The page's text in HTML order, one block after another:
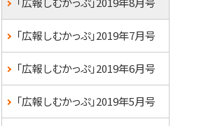
「広報しむかっぷ」2019年7月号
「広報しむかっぷ」2019年6月号
「広報しむかっぷ」2019年5月号